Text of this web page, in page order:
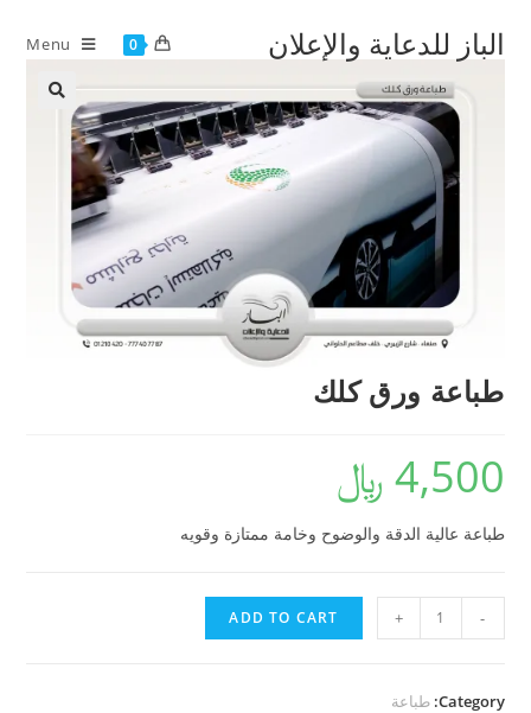
الباز للدعاية والإعلان 0
Menu
طباعة ورق كلك
4,500 ﷼
طباعة عالية الدقة والوضوح وخامة ممتازة وقويه
ورق
quantity
-
+
ADD TO CART
Category: طباعة